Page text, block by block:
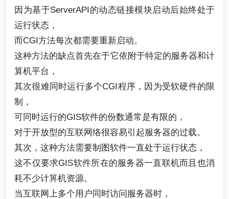
因为基于ServerAPI的动态链接模块启动后始终处于
运行状态，
而CGI方法每次都需要重新启动。
这种方法的缺点首先在于它依附于特定的服务器和计
算机平台，
其次很难同时运行多个CGI程序，因为受软硬件的限
制，
可同时运行的GIS软件的份数通常是有限的，
对于开放型的互联网络很容易引起服务器的过载。
其次，这种方法需要制图软件一直处于运行状态，
这不仅要求GIS软件所在的服务器一直联机而且也消
耗不少计箅机资源。
当互联网上多个用户同时访问服务器时，